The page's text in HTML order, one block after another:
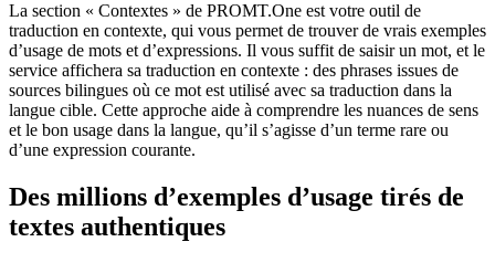
La section « Contextes » de PROMT.One est votre outil de
traduction en contexte, qui vous permet de trouver de vrais exemples
d’usage de mots et d’expressions. Il vous suffit de saisir un mot, et le
service affichera sa traduction en contexte : des phrases issues de
sources bilingues où ce mot est utilisé avec sa traduction dans la
langue cible. Cette approche aide à comprendre les nuances de sens
et le bon usage dans la langue, qu’il s’agisse d’un terme rare ou
d’une expression courante.
Des millions d’exemples d’usage tirés de
textes authentiques